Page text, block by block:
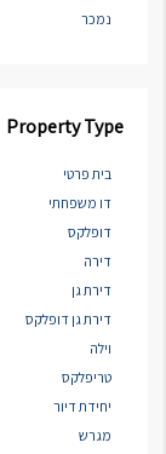
נמכר
Property Type
בית פרטי
דו משפחתי
דופלקס
דירה
דירת גן
דירת גן דופלקס
וילה
טריפלקס
יחידת דיור
מגרש